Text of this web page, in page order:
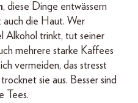
, diese Dinge entwässern
auch die Haut. Wer
Alkohol trinkt, tut seiner
mehrere starke Kaffees
vermeiden, das stresst
sie aus. Besser sind
Tees.